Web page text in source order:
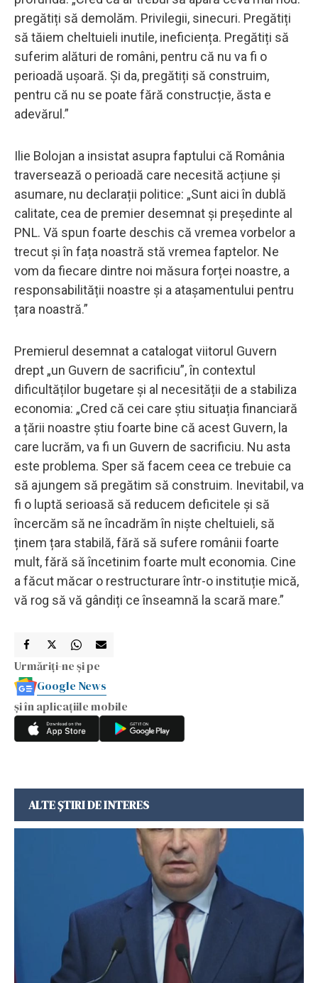
pregătiți să demolăm. Privilegii, sinecuri. Pregătiți
să tăiem cheltuieli inutile, ineficiența. Pregătiți să
suferim alături de români, pentru că nu va fi o
perioadă ușoară. Și da, pregătiți să construim,
pentru că nu se poate fără construcție, ăsta e
adevărul.”
Ilie Bolojan a insistat asupra faptului că România
traversează o perioadă care necesită acțiune și
asumare, nu declarații politice: „Sunt aici în dublă
calitate, cea de premier desemnat și președinte al
PNL. Vă spun foarte deschis că vremea vorbelor a
trecut și în fața noastră stă vremea faptelor. Ne
vom da fiecare dintre noi măsura forței noastre, a
responsabilității noastre și a atașamentului pentru
țara noastră.”
Premierul desemnat a catalogat viitorul Guvern
drept „un Guvern de sacrificiu”, în contextul
dificultăților bugetare și al necesității de a stabiliza
economia: „Cred că cei care știu situația financiară
a țării noastre știu foarte bine că acest Guvern, la
care lucrăm, va fi un Guvern de sacrificiu. Nu asta
este problema. Sper să facem ceea ce trebuie ca
să ajungem să pregătim să construim. Inevitabil, va
fi o luptă serioasă să reducem deficitele și să
încercăm să ne încadrăm în niște cheltuieli, să
ținem țara stabilă, fără să sufere românii foarte
mult, fără să încetinim foarte mult economia. Cine
a făcut măcar o restructurare într-o instituție mică,
vă rog să vă gândiți ce înseamnă la scară mare.”
Urmăriți-ne și pe
Google News
și în aplicațiile mobile
ALTE ȘTIRI DE INTERES